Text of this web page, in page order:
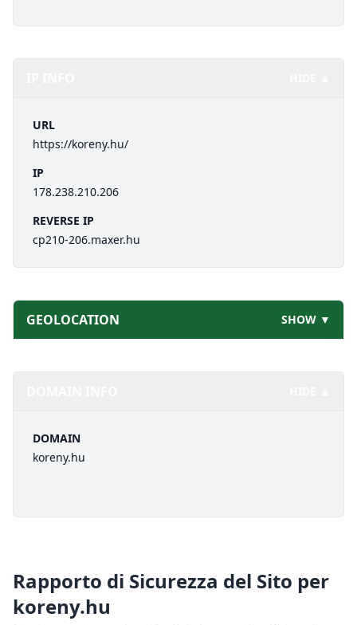
URL
https://koreny.hu/
IP
178.238.210.206
REVERSE IP
cp210-206.maxer.hu
GEOLOCATION SHOW ▼
DOMAIN
koreny.hu
Rapporto di Sicurezza del Sito per
koreny.hu